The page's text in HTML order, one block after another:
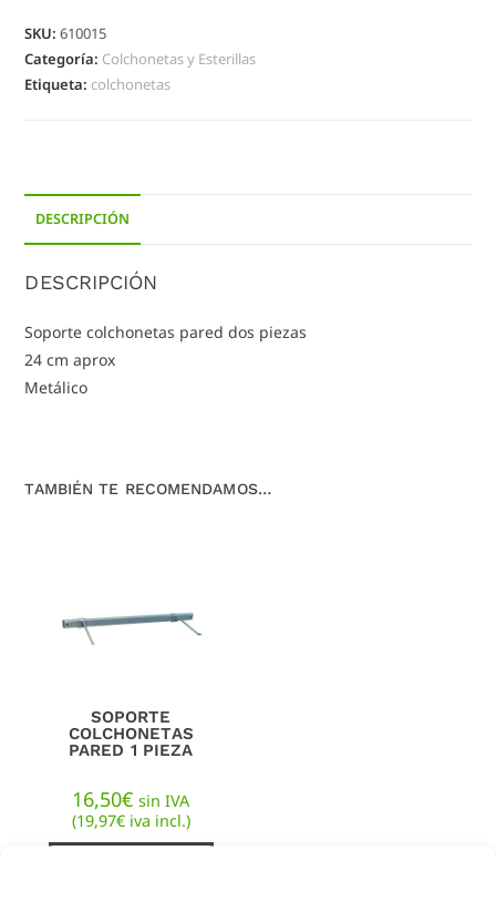
SKU:610015
Categoría: Colchonetas y Esterillas
Etiqueta: colchonetas
DESCRIPCIÓN
DESCRIPCIÓN
Soporte colchonetas pared dos piezas
24 cm aprox
Metálico
TAMBIÉN TE RECOMENDAMOS…
SOPORTE
COLCHONETAS
PARED 1 PIEZA
16,50€ sin IVA
(19,97€iva incl.)